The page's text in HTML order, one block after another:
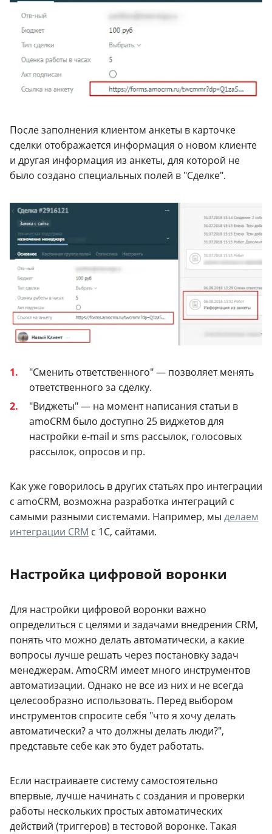
После заполнения клиентом анкеты в карточке
сделки отображается информация о новом клиенте
и другая информация из анкеты, для которой не
было создано специальных полей в "Сделке".
"Сменить ответственного" — позволяет менять
ответственного за сделку.
"Виджеты" — на момент написания статьи в
amoCRM было доступно 25 виджетов для
настройки e-mail и sms рассылок, голосовых
рассылок, опросов и пр.
Как уже говорилось в других статьях про интеграции
с amoCRM, возможна разработка интеграций с
самыми разными системами. Например, мы делаем
интеграции CRM c 1С, сайтами.
Настройка цифровой воронки
Для настройки цифровой воронки важно
определиться с целями и задачами внедрения CRM,
понять что можно делать автоматически, а какие
вопросы лучше решать через постановку задач
менеджерам. AmoCRM имеет много инструментов
автоматизации. Однако не все из них и не всегда
целесообразно использовать. Перед выбором
инструментов спросите себя "что я хочу делать
автоматически? а что должны делать люди?",
представьте себе как это будет работать.
Если настраиваете систему самостоятельно
впервые, лучше начинать с создания и проверки
работы нескольких простых автоматических
действий (триггеров) в тестовой воронке. Такая